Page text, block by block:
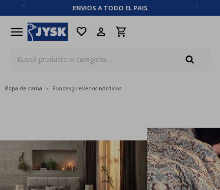
ENVIOS A TODO EL PAIS
menu favorite
Ropa de cama Fundas y rellenos nórdicos
close